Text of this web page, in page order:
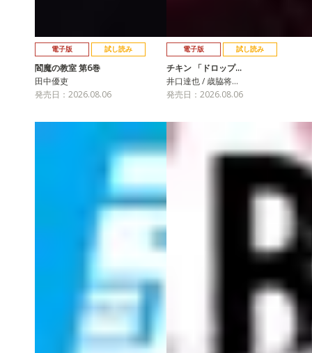
電子版 試し読み
閻魔の教室 第6巻
田中優吏
発売日：2026.08.06
電子版 試し読み
チキン 「ドロップ…
井口達也 / 歳脇将…
発売日：2026.08.06